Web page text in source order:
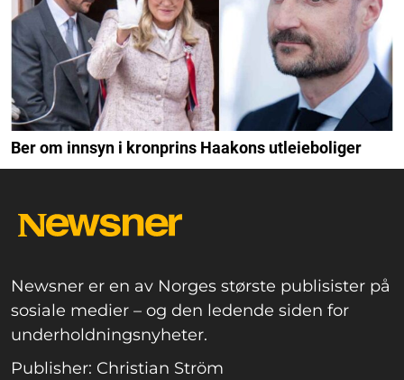
Ber om innsyn i kronprins Haakons utleieboliger
Newsner er en av Norges største publisister på
sosiale medier – og den ledende siden for
underholdningsnyheter.
Publisher: Christian Ström